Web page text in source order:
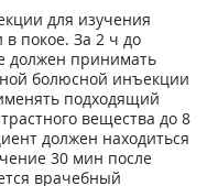
для изучения
покое. За 2 ч до
должен принимать
болюсной инъекции
подходящий
вещества до 8
должен находиться
30 мин после
врачебный